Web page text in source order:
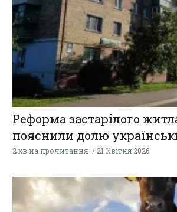
Реформа застарілого
пояснили долю
2 хв на прочитання 21 Квітня 2026